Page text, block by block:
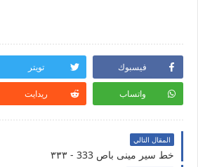
فيسبوك تويتر
واتساب ريدايت
المقال التالي
خط سير مينى باص 333 - ٣٣٣